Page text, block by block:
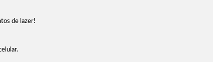
de lazer!